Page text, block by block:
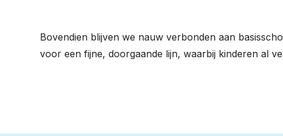
Bovendien blijven we nauw verbonden aan
voor een fijne, doorgaande lijn, waarbij kinderen al